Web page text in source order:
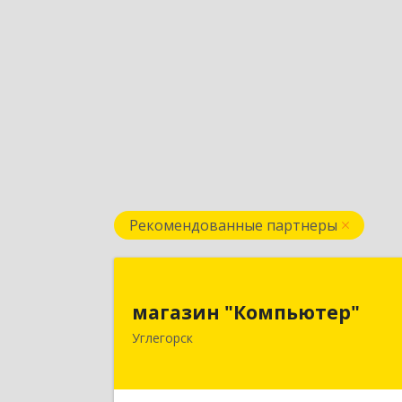
Рекомендованные партнеры
магазин "Компьютер"
Углегорск
694920, Сахалинская обл, Углегорский
р-н, Углегорск г, Победы ул, дом №